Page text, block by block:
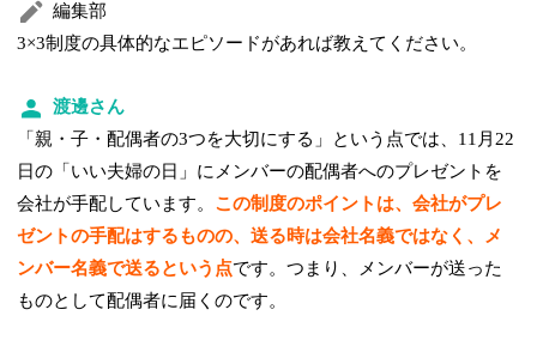
編集部
3×3制度の具体的なエピソードがあれば教えてください。
渡邊さん
「親・子・配偶者の3つを大切にする」という点では、11月22
日の「いい夫婦の日」にメンバーの配偶者へのプレゼントを
会社が手配しています。 この制度のポイントは、会社がプレ
ゼントの手配はするものの、送る時は会社名義ではなく、メ
ンバー名義で送るという点です。つまり、メンバーが送った
ものとして配偶者に届くのです。